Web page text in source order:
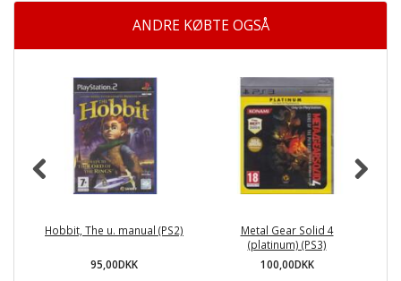
ANDRE KØBTE OGSÅ
Hobbit, The u. manual (PS2)
95,00DKK
Metal Gear Solid 4
(platinum) (PS3)
100,00DKK